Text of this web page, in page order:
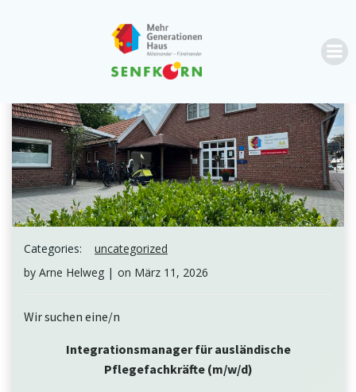
Categories:
uncategorized
by Arne Helweg | on März 11, 2026
Wir suchen eine/n
Integrationsmanager für ausländische
Pflegefachkräfte (m/w/d)